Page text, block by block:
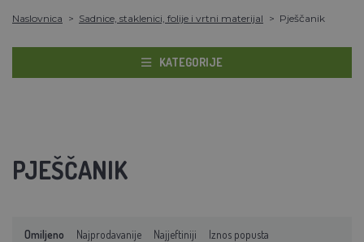
Naslovnica Sadnice, staklenici, folije i vrtni materijal Pješčanik
KATEGORIJE
PJEŠČANIK
Omiljeno Najprodavanije Najjeftiniji Iznos popusta